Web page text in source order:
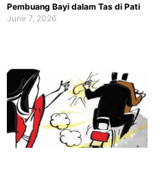
Pembuang Bayi dalam Tas di Pati
June 7, 2026